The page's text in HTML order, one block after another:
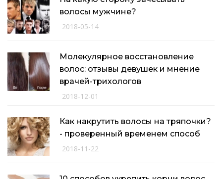
волосы мужчине?
2018-05-14
Молекулярное восстановление
волос: отзывы девушек и мнение
врачей-трихологов
2018-12-01
Как накрутить волосы на тряпочки?
- проверенный временем способ
2018-11-22